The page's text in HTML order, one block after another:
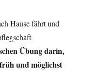
Hause fährt und
Übung darin,
und möglichst